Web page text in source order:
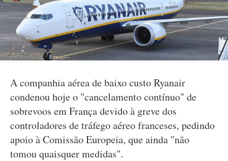
A companhia aérea de baixo custo Ryanair
condenou hoje o "cancelamento contínuo" de
sobrevoos em França devido à greve dos
controladores de tráfego aéreo franceses, pedindo
apoio à Comissão Europeia, que ainda "não
tomou quaisquer medidas".